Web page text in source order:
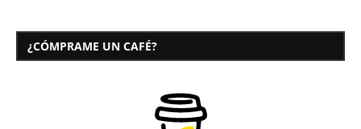
¿CÓMPRAME UN CAFÉ?